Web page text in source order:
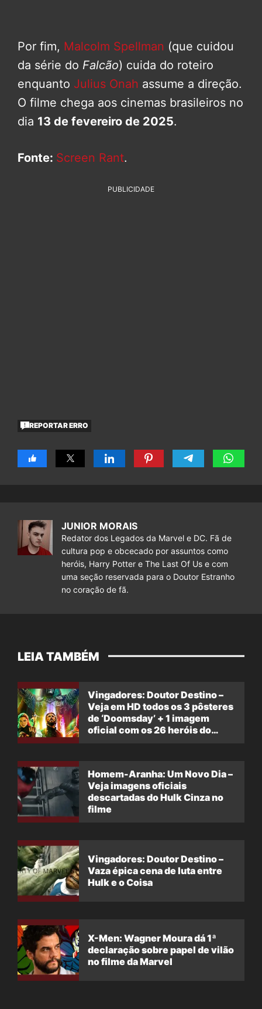
Por fim, Malcolm Spellman (que cuidou
da série do Falcão) cuida do roteiro
enquanto Julius Onah assume a direção.
O filme chega aos cinemas brasileiros no
dia 13 de fevereiro de 2025.
Fonte: Screen Rant.
PUBLICIDADE
REPORTAR ERRO
JUNIOR MORAIS
Redator dos Legados da Marvel e DC. Fã de
cultura pop e obcecado por assuntos como
heróis, Harry Potter e The Last Of Us e com
uma seção reservada para o Doutor Estranho
no coração de fã.
LEIA TAMBÉM
Vingadores: Doutor Destino –
Veja em HD todos os 3 pôsteres
de ‘Doomsday’ + 1 imagem
oficial com os 26 heróis do
Homem-Aranha: Um Novo Dia –
Veja imagens oficiais
descartadas do Hulk Cinza no
filme
Vingadores: Doutor Destino –
Vaza épica cena de luta entre
Hulk e o Coisa
X-Men: Wagner Moura dá 1ª
declaração sobre papel de vilão
no filme da Marvel